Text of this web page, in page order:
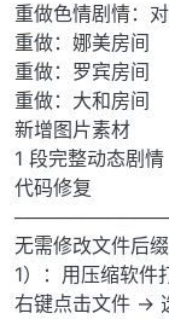
重做色情剧情：
重做：娜美房间
重做：罗宾房间
重做：大和房间
新增图片素材
1 段完整动态剧情
代码修复
无需修改文件后
1）：用压缩软件
右键点击文件 →